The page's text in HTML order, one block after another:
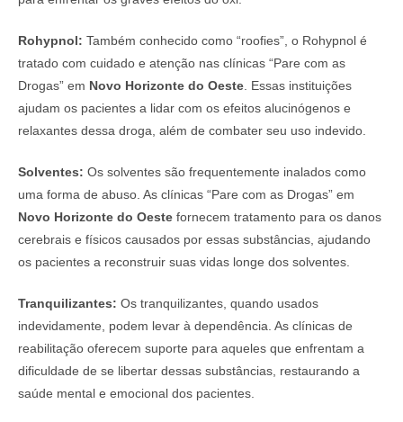
Rohypnol: Também conhecido como “roofies”, o Rohypnol é
tratado com cuidado e atenção nas clínicas “Pare com as
Drogas” em Novo Horizonte do Oeste . Essas instituições
ajudam os pacientes a lidar com os efeitos alucinógenos e
relaxantes dessa droga, além de combater seu uso indevido.
Solventes: Os solventes são frequentemente inalados como
uma forma de abuso. As clínicas “Pare com as Drogas” em
Novo Horizonte do Oeste fornecem tratamento para os danos
cerebrais e físicos causados por essas substâncias, ajudando
os pacientes a reconstruir suas vidas longe dos solventes.
Tranquilizantes: Os tranquilizantes, quando usados
indevidamente, podem levar à dependência. As clínicas de
reabilitação oferecem suporte para aqueles que enfrentam a
dificuldade de se libertar dessas substâncias, restaurando a
saúde mental e emocional dos pacientes.